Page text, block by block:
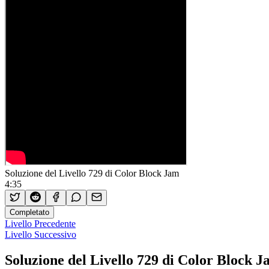
Soluzione del Livello 729 di Color Block Jam
4:35
Completato
Livello Precedente
Livello Successivo
Soluzione del Livello 729 di Color Block